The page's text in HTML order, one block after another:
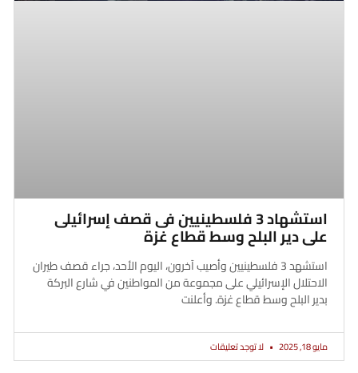
استشهاد 3 فلسطينيين فى قصف إسرائيلى
على دير البلح وسط قطاع غزة
استشهد 3 فلسطينيين وأصيب آخرون، اليوم الأحد، جراء قصف طيران
الاحتلال الإسرائيلي على مجموعة من المواطنين في شارع البركة
بدير البلح وسط قطاع غزة. وأعلنت
مايو 18, 2025 لا توجد تعليقات